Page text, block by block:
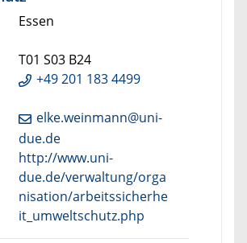
Essen
T01 S03 B24
+49 201 183 4499
elke.weinmann@uni-
due.de
http://www.uni-
due.de/verwaltung/orga
nisation/arbeitssicherhe
it_umweltschutz.php